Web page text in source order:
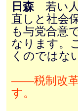
日森若い人
直しと社会
も与党合意
なります。
くのではな
――税制改革
す。